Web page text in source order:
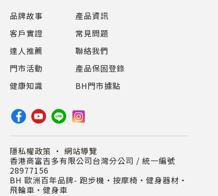
品牌故事
客戶實證
達人推薦
門市活動
健康知識
產品資訊
常見問題
聯絡我們
產品保固登錄
BH門市據點
隱私權政策 ・ 網站導覽
香港商富吉多有限公司台灣分公司 / 統一編號
28977156
BH 歐洲百年品牌- 跑步機‧按摩椅‧健身器材‧
飛輪車‧健身車